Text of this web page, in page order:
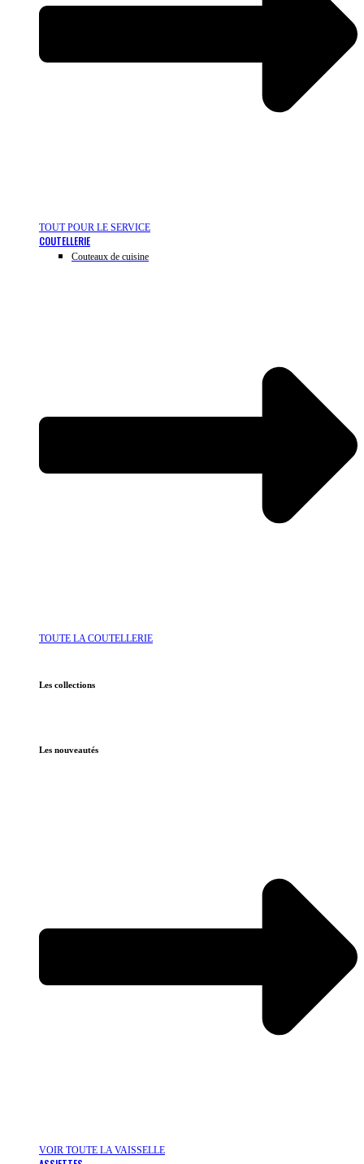
TOUT POUR LE SERVICE
COUTELLERIE
Couteaux de cuisine
TOUTE LA COUTELLERIE
Les collections
Les nouveautés
VOIR TOUTE LA VAISSELLE